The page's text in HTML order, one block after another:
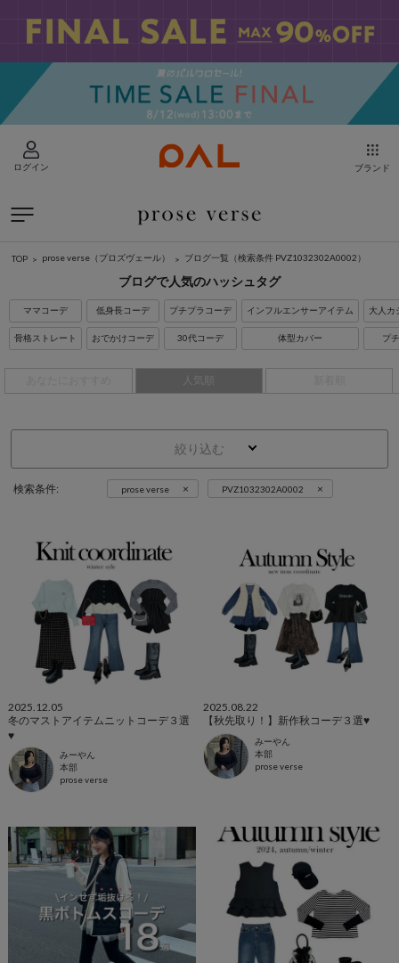
ログイン ブランド
TOP prose verse（プロズヴェール） ブログ一覧 （検索条件 PVZ1032302A0002）
ブログで人気のハッシュタグ
ママコーデ
骨格ストレート
低身長コーデ
おでかけコーデ
プチプラコーデ
30代コーデ
インフルエンサーアイテム
体型カバー
大人カ
プ
人気順
絞り込む
検索条件: prose verse × PVZ1032302A0002 ×
2025.12.05
冬のマストアイテムニットコーデ３選
♥
みーやん
本部
prose verse
2025.08.22
【秋先取り！】新作秋コーデ３選♥
みーやん
本部
prose verse